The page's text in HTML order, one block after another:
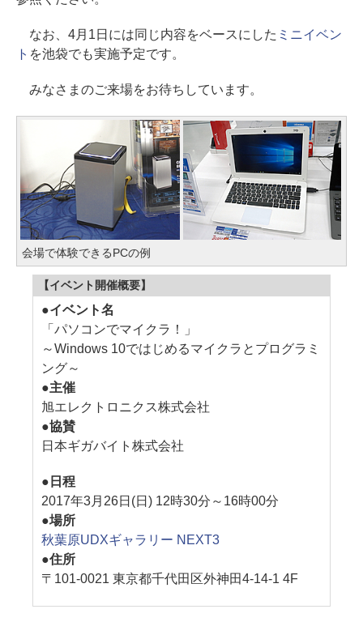
なお、4月1日には同じ内容をベースにした ミニイベン
ト を池袋でも実施予定です。
みなさまのご来場をお待ちしています。
会場で体験できるPCの例
【イベント開催概要】
●イベント名
「パソコンでマイクラ！」
～Windows 10ではじめるマイクラとプログラミ
ング～
●主催
旭エレクトロニクス株式会社
●協賛
日本ギガバイト株式会社
● 日程
2017年3月26日(日) 12時30分～16時00分
●場所
秋葉原UDXギャラリー NEXT3
●住所
〒101-0021 東京都千代田区外神田4-14-1 4F